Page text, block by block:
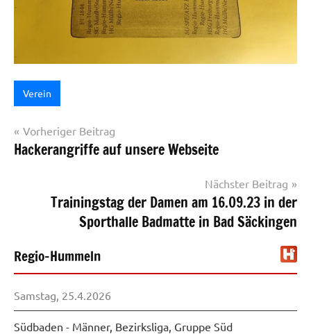
Verein
Beitragsnavigation
Vorheriger Beitrag
Hackerangriffe auf unsere Webseite
Nächster Beitrag
Trainingstag der Damen am 16.09.23 in der
Sporthalle Badmatte in Bad Säckingen
Regio-Hummeln
Samstag, 25.4.2026
Südbaden - Männer, Bezirksliga, Gruppe Süd